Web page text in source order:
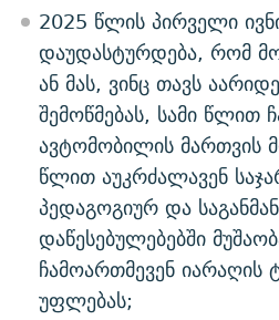
2025 წლის პირველი
დაუდასტურდება, რომ
ან მას, ვინც თავს
შემოწმებას, სამი წლით
ავტომობილის მართვის
წლით აუკრძალავენ
პედაგოგიურ და
დაწესებულებებში
ჩამოართმევენ იარაღის
უფლებას;